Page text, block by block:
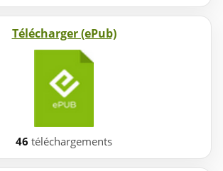
Télécharger (ePub)
46 téléchargements